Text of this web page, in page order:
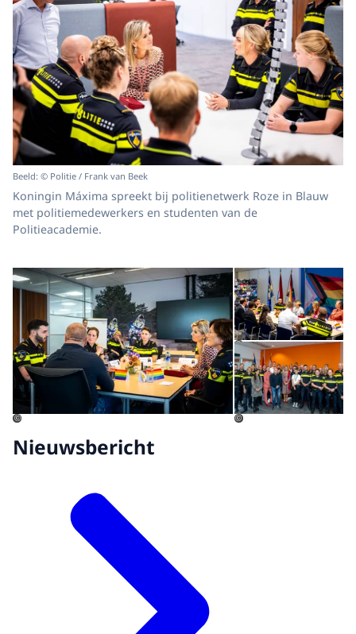
Beeld: © Politie / Frank van Beek
Koningin Máxima spreekt bij politienetwerk Roze in Blauw
met politiemedewerkers en studenten van de
Politieacademie.
Open de galerij in vergrote
©
©
©
Nieuwsbericht